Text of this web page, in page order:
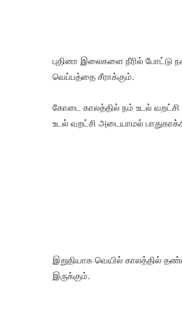
புதினா இலைகளை நீரில் போட்டு
வெப்பத்தை சீராக்கும்.
கோடை காலத்தில் நம் உடல் வறட்சி
உடல் வறட்சி அடையாமல்
இறுதியாக வெயில் காலத்தில்
இருக்கும்.